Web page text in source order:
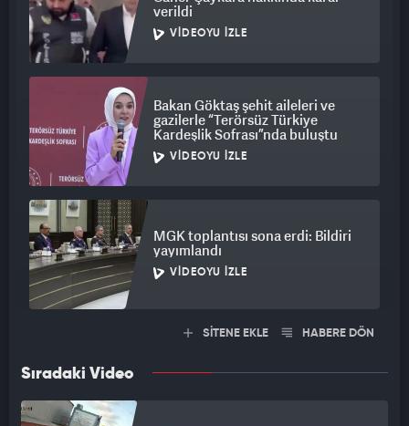
verildi
VIDEOYU İZLE
Bakan Göktaş şehit aileleri ve
gazilerle “Terörsüz Türkiye
Kardeşlik Sofrası”nda buluştu
VIDEOYU İZLE
MGK toplantısı sona erdi: Bildiri
yayımlandı
VIDEOYU İZLE
SİTENE EKLE HABERE DÖN
Sıradaki Video